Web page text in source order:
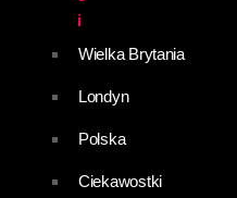
i
Wielka Brytania
Londyn
Polska
Ciekawostki